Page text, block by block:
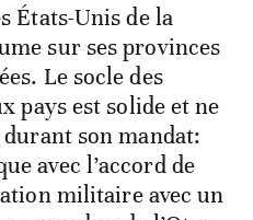
États-Unis de la
sur ses provinces
Le socle des
pays est solide et ne
son mandat:
avec l’accord de
militaire avec un